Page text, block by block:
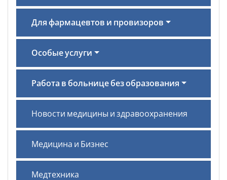
Для фармацевтов и провизоров
Особые услуги
Работа в больнице без образования
Новости медицины и здравоохранения
Медицина и Бизнес
Медтехника